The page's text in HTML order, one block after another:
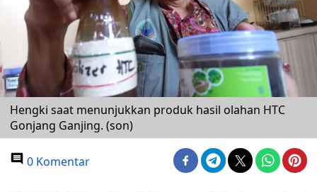
Hengki saat menunjukkan produk hasil olahan HTC
Gonjang Ganjing. (son)
0 Komentar